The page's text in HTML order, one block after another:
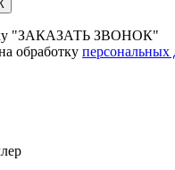
"ЗАКАЗАТЬ ЗВОНОК"
обработку персональных